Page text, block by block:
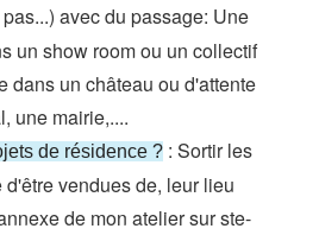
avec du passage: Une
un show room ou un collectif
dans un château ou d'attente
une mairie,....
de résidence ? : Sortir les
vendues de, leur lieu
de mon atelier sur ste-